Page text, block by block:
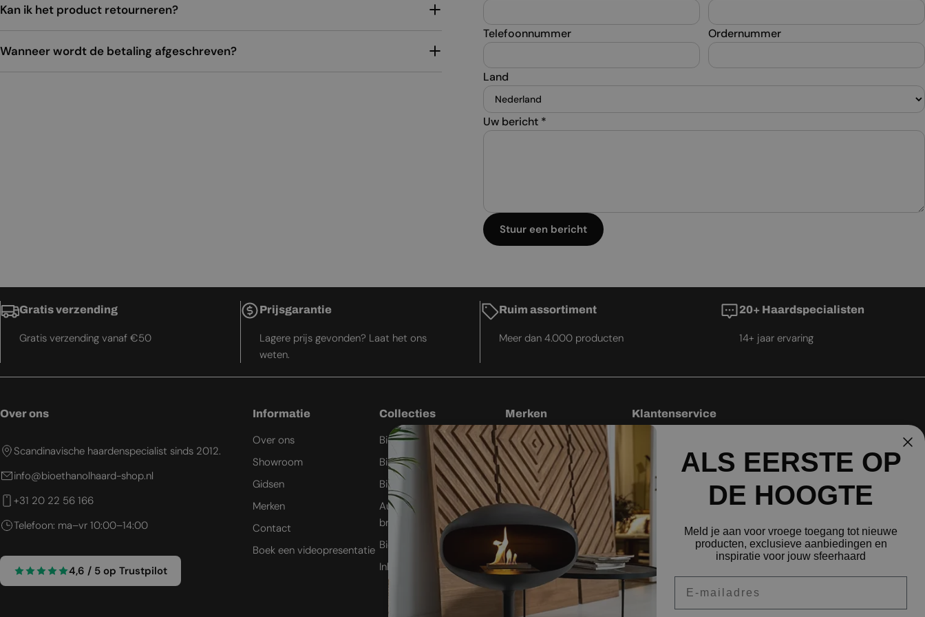
Kan ik het product retourneren?
Wanneer wordt de betaling afgeschreven?
Telefoonnummer Ordernummer
Land
Uw bericht *
Stuur een bericht
Gratis verzending
Gratis verzending vanaf €50
Prijsgarantie
Lagere prijs gevonden? Laat het ons
weten.
Ruim assortiment
Meer dan 4.000 producten
20+ Haardspecialisten
14+ jaar ervaring
Over ons
Scandinavische haardenspecialist sinds 2012.
info@bioethanolhaard-shop.nl
+31 20 22 56 166
Telefoon: ma–vr 10:00–14:00
4,6 / 5 op Trustpilot
Informatie
Over ons
Showroom
Gidsen
Merken
Contact
Boek een videopresentatie
Collecties
Bio-ethanol wandhaard
Bio-ethanol plafondhaard
Bio-ethanol kachel
Automatische bio-ethanol
brander
Bio-ethanol buitenhaard
Inbouw bio-ethanol haard
Merken
Cocoon Fires
Planika Fires
Icon Fires
ScandiFlames
Safretti
Nordlys Denmark
Westbo of Sweden
Klantenservice
Levering
Besteprijsgarantie
Retourbeleid
Privacybeleid
Verzendbeleid
Veelgestelde vragen
ALS EERSTE OP
DE HOOGTE
Meld je aan voor vroege toegang tot nieuwe
producten, exclusieve aanbiedingen en
inspiratie voor jouw sfeerhaard
SERBIAN
SLOVAK
SLOVENIAN
SPANISH
SWEDISH